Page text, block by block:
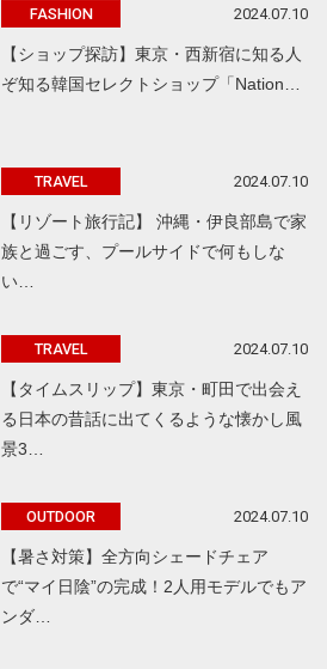
FASHION 2024.07.10
【ショップ探訪】東京・西新宿に知る人
ぞ知る韓国セレクトショップ「Nation…
TRAVEL 2024.07.10
【リゾート旅行記】 沖縄・伊良部島で家
族と過ごす、プールサイドで何もしな
い…
TRAVEL 2024.07.10
【タイムスリップ】東京・町田で出会え
る日本の昔話に出てくるような懐かし風
景3…
OUTDOOR 2024.07.10
【暑さ対策】全方向シェードチェア
で“マイ日陰”の完成！2人用モデルでもア
ンダ…